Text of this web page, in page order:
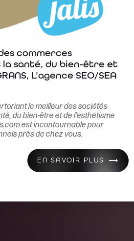
commerces
la santé, du bien-être et
L’agence SEO/SEA
le meilleur des sociétés
du bien-être et de l'esthétisme
est incontournable pour
près de chez vous.
EN SAVOIR PLUS